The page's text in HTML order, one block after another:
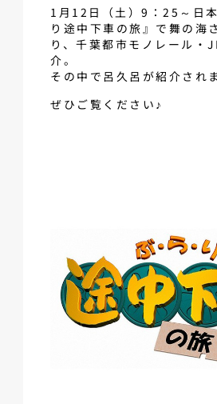
1月12日（土）9：25～日
り途中下車の旅』で舞の海
り、千葉都市モノレール・
介。
その中で呂久呂が紹介され
ぜひご覧ください♪